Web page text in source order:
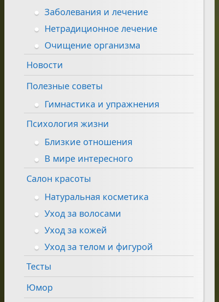
Заболевания и лечение
Нетрадиционное лечение
Очищение организма
Новости
Полезные советы
Гимнастика и упражнения
Психология жизни
Близкие отношения
В мире интересного
Салон красоты
Натуральная косметика
Уход за волосами
Уход за кожей
Уход за телом и фигурой
Тесты
Юмор